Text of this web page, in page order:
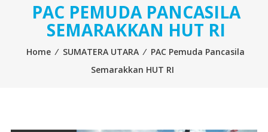
PAC PEMUDA PANCASILA
SEMARAKKAN HUT RI
Home ⁄ SUMATERA UTARA ⁄ PAC Pemuda Pancasila
Semarakkan HUT RI